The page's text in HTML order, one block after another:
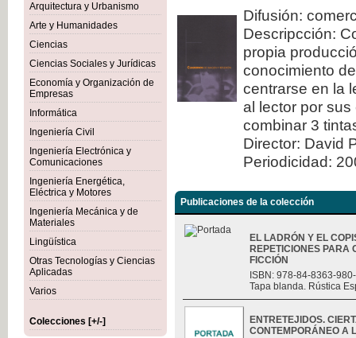
Arquitectura y Urbanismo
Arte y Humanidades
Ciencias
Ciencias Sociales y Jurídicas
Economía y Organización de
Empresas
Informática
Ingeniería Civil
Ingeniería Electrónica y
Comunicaciones
Ingeniería Energética,
Eléctrica y Motores
Ingeniería Mecánica y de
Materiales
Lingüística
Otras Tecnologías y Ciencias
Aplicadas
Varios
Colecciones [+/-]
Difusión:
Descripcción:
propia
conocimiento
centrarse en la
al lector por
combinar 3
Director: David
Periodicidad:
Publicaciones de la colección
EL LADRÓN Y EL
REPETICIONES
FICCIÓN
ISBN: 978-84-8363-
Tapa blanda. Rústica
ENTRETEJIDOS.
CONTEMPORÁNEO A